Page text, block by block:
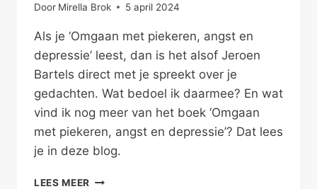
Door Mirella Brok 5 april 2024
Als je ‘Omgaan met piekeren, angst en
depressie’ leest, dan is het alsof Jeroen
Bartels direct met je spreekt over je
gedachten. Wat bedoel ik daarmee? En wat
vind ik nog meer van het boek ‘Omgaan
met piekeren, angst en depressie’? Dat lees
je in deze blog.
LEES MEER OMGAAN